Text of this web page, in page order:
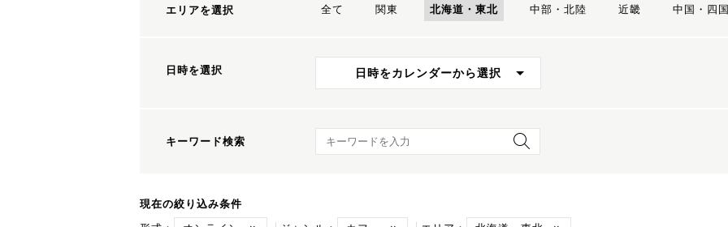
エリアを選択 全て 関東 北海道・東北 中部・北陸 近畿 中国・四国
日時を選択 日時をカレンダーから選択
キーワード検索 キーワード検索
現在の絞り込み条件